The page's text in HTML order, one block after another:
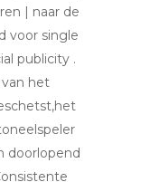
| naar de
voor single
publicity .
het
doorlopend